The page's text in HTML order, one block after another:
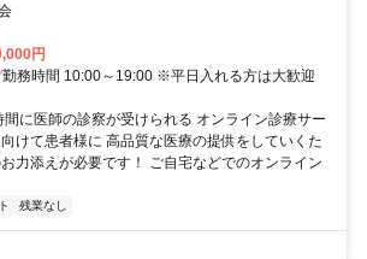
円
勤務時間 10:00～19:00 ※平日入れる方は大歓迎
に医師の診察が受けられる オンライン診療サー
けて患者様に 高品質な医療の提供をしていくた
力添えが必要です！ ご自宅などでのオンライン
残業なし